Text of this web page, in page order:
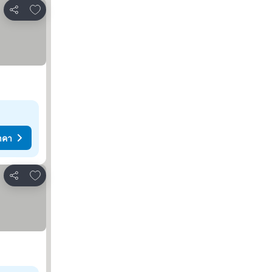
แชร์
เพิ่มในรายการโปรด
า
แชร์
เพิ่มในรายการโปรด